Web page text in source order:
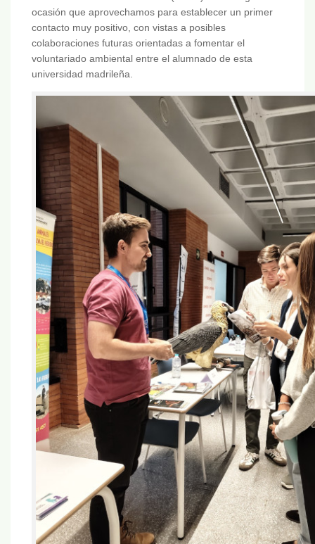
ocasión que aprovechamos para establecer un primer
contacto muy positivo, con vistas a posibles
colaboraciones futuras orientadas a fomentar el
voluntariado ambiental entre el alumnado de esta
universidad madrileña.